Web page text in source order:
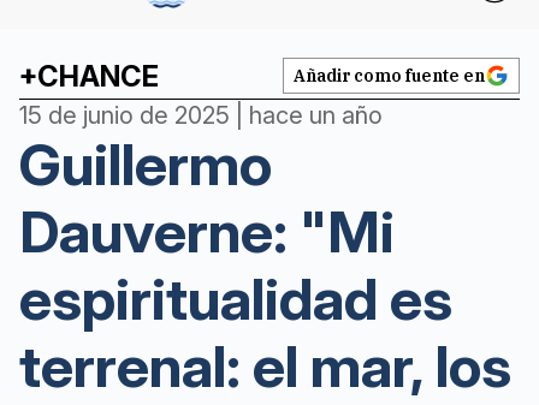
+CHANCE Añadir como fuente en
15 de junio de 2025 | hace un año
Guillermo
Dauverne: "Mi
espiritualidad es
terrenal: el mar, los